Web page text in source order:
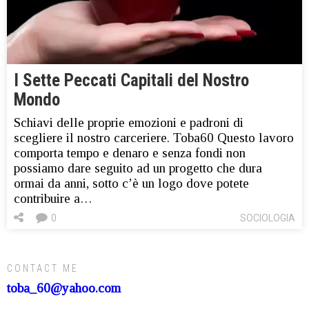
I Sette Peccati Capitali del Nostro
Mondo
Schiavi delle proprie emozioni e padroni di
scegliere il nostro carceriere. Toba60 Questo lavoro
comporta tempo e denaro e senza fondi non
possiamo dare seguito ad un progetto che dura
ormai da anni, sotto c’è un logo dove potete
contribuire a…
SOCIOLOGIA
0
CONTACT ME
toba_60@yahoo.com